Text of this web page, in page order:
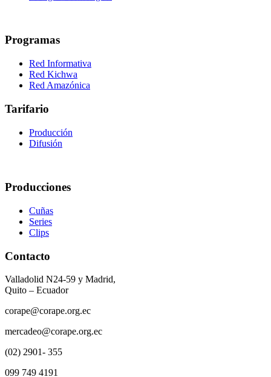
Programas
Red Informativa
Red Kichwa
Red Amazónica
Tarifario
Producción
Difusión
Producciones
Cuñas
Series
Clips
Contacto
Valladolid N24-59 y Madrid,
Quito – Ecuador
corape@corape.org.ec
mercadeo@corape.org.ec
(02) 2901- 355
099 749 4191